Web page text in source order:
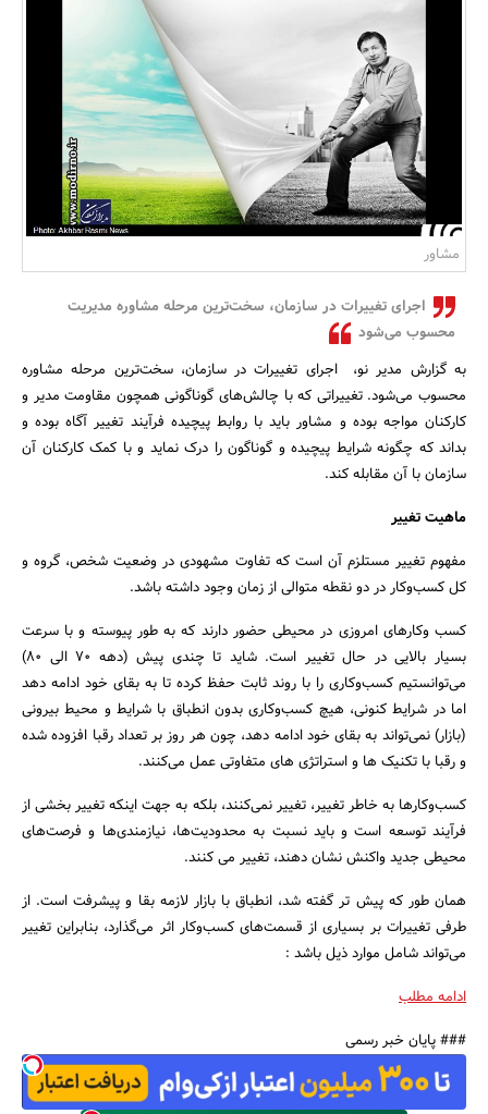
مسکن و ساختمان
جستجو
مشاور
اجرای تغییرات در سازمان، سخت‌ترین مرحله مشاوره مدیریت
محسوب می‌شود
به گزارش مدیر نو، اجرای تغییرات در سازمان، سخت‌ترین مرحله مشاوره
محسوب می‌شود. تغییراتی که با چالش‌های گوناگونی همچون مقاومت مدیر و
کارکنان مواجه بوده و مشاور باید با روابط پیچیده فرآیند تغییر آگاه بوده و
بداند که چگونه شرایط پیچیده و گوناگون را درک نماید و با کمک کارکنان آن
سازمان با آن مقابله کند.
ماهیت تغییر
مفهوم تغییر مستلزم آن است که تفاوت مشهودی در وضعیت شخص، گروه و
کل کسب‌وکار در دو نقطه متوالی از زمان وجود داشته باشد.
کسب‌ وکارهای امروزی در محیطی حضور دارند که به طور پیوسته و با سرعت
بسیار بالایی در حال تغییر است. شاید تا چندی پیش (دهه 70 الی 80)
می‌توانستیم کسب‌وکاری را با روند ثابت حفظ کرده تا به بقای خود ادامه دهد
اما در شرایط کنونی، هیچ کسب‌وکاری بدون انطباق با شرایط و محیط بیرونی
(بازار) نمی‌تواند به بقای خود ادامه دهد، چون هر روز بر تعداد رقبا افزوده‌ شده
و رقبا با تکنیک ها و استراتژی های متفاوتی عمل می‌کنند.
کسب‌وکارها به خاطر تغییر، تغییر نمی‌کنند، بلکه به جهت اینکه تغییر بخشی از
فرآیند توسعه است و باید نسبت به محدودیت‌ها، نیازمندی‌ها و فرصت‌های
محیطی جدید واکنش نشان دهند، تغییر می کنند.
همان طور که پیش تر گفته شد، انطباق با بازار لازمه بقا و پیشرفت است. از
طرفی تغییرات بر بسیاری از قسمت‌های کسب‌وکار اثر می‌گذارد، بنابراین تغییر
می‌تواند شامل موارد ذیل باشد :
ادامه مطلب
### پایان خبر رسمی